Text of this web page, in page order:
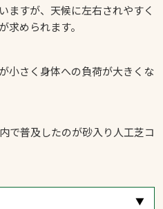
施設管理
パークマネジメント
生）
ますが、天候に左右されやすく
められます。
小さく身体への負荷が大きくな
で普及したのが砂入り人工芝コ
▼